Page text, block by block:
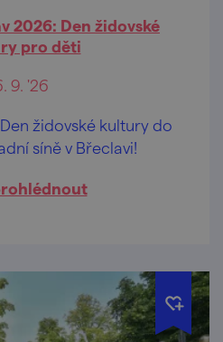
2026: Den židovské
pro děti
9. '26
židovské kultury do
síně v Břeclavi!